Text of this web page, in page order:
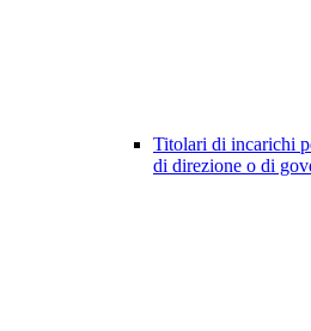
Titolari di incarichi
di direzione o di